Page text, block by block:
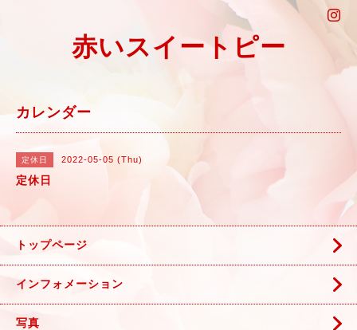
赤いスイートピー
カレンダー
定休日 2022-05-05 (Thu)
定休日
トップページ
インフォメーション
写真